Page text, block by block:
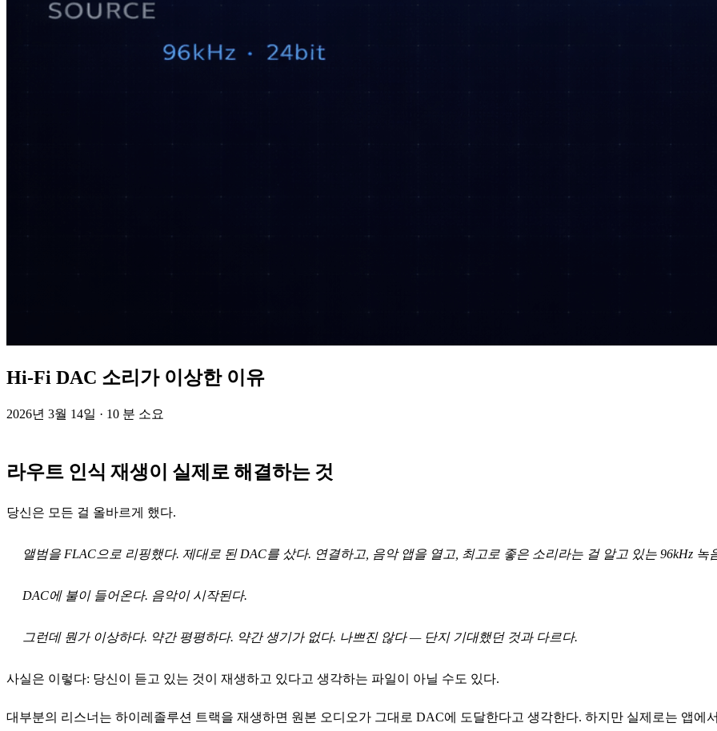
Hi‑Fi DAC 소리가 이상한 이유
2026년 3월 14일 · 10 분 소요
라우트 인식 재생이 실제로 해결하는 것
당신은 모든 걸 올바르게 했다.
앨범을 FLAC으로 리핑했다. 제대로 된 DAC를 샀다. 연결하고, 음악 앱을 열고, 최고로 좋은 소리라는 걸 알고 있는 96kHz 녹
DAC에 불이 들어온다. 음악이 시작된다.
그런데 뭔가 이상하다. 약간 평평하다. 약간 생기가 없다. 나쁘진않다 — 단지 기대했던 것과 다르다.
사실은 이렇다: 당신이 듣고 있는 것이 재생하고 있다고 생각하는 파일이 아닐 수도 있다.
대부분의 리스너는 하이레졸루션 트랙을 재생하면 원본 오디오가 그대로 DAC에 도달한다고 생각한다. 하지만 실제로는 앱에